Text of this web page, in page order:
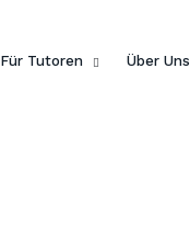
Für Tutoren Über Uns